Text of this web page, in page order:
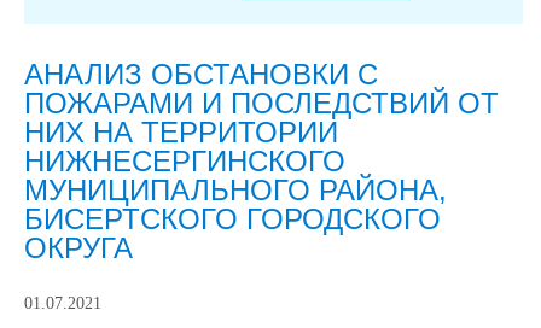
АНАЛИЗ ОБСТАНОВКИ С
ПОЖАРАМИ И ПОСЛЕДСТВИЙ ОТ
НИХ НА ТЕРРИТОРИИ
НИЖНЕСЕРГИНСКОГО
МУНИЦИПАЛЬНОГО РАЙОНА,
БИСЕРТСКОГО ГОРОДСКОГО
ОКРУГА
01.07.2021